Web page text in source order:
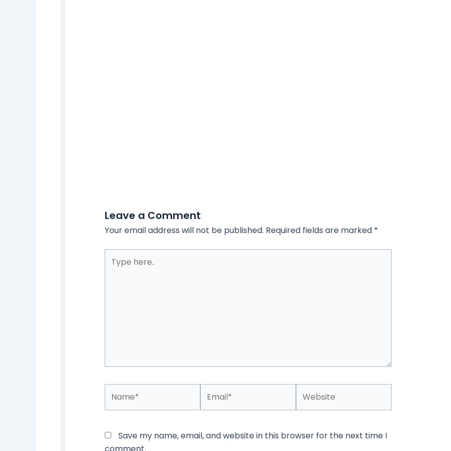
Leave a Comment
Your email address will not be published. Required fields are marked *
here..
Save my name, email, and website in this browser for the next time I
comment.